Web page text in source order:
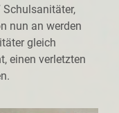
Schulsanitäter,
nun an werden
gleich
einen verletzten